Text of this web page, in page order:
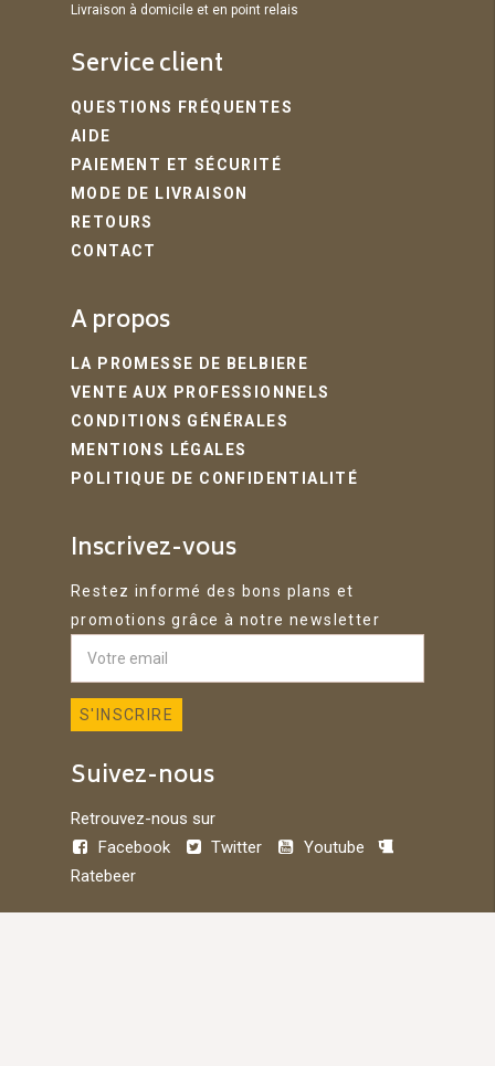
Livraison à domicile et en point relais
Service client
QUESTIONS FRÉQUENTES
AIDE
PAIEMENT ET SÉCURITÉ
MODE DE LIVRAISON
RETOURS
CONTACT
A propos
LA PROMESSE DE BELBIERE
VENTE AUX PROFESSIONNELS
CONDITIONS GÉNÉRALES
MENTIONS LÉGALES
POLITIQUE DE CONFIDENTIALITÉ
Inscrivez-vous
Restez informé des bons plans et
promotions grâce à notre newsletter
Suivez-nous
Retrouvez-nous sur
Facebook
Twitter
Youtube
Ratebeer